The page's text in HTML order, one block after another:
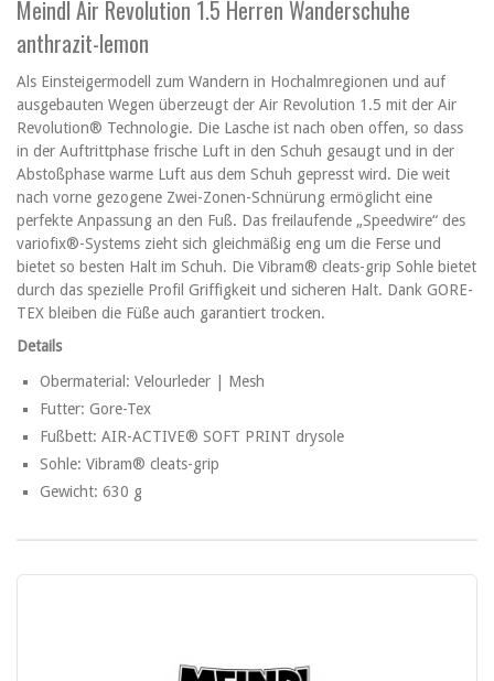
Meindl Air Revolution 1.5 Herren Wanderschuhe
anthrazit-lemon
Als Einsteigermodell zum Wandern in Hochalmregionen und auf
ausgebauten Wegen überzeugt der Air Revolution 1.5 mit der Air
Revolution® Technologie. Die Lasche ist nach oben offen, so dass
in der Auftrittphase frische Luft in den Schuh gesaugt und in der
Abstoßphase warme Luft aus dem Schuh gepresst wird. Die weit
nach vorne gezogene Zwei-Zonen-Schnürung ermöglicht eine
perfekte Anpassung an den Fuß. Das freilaufende „Speedwire“ des
variofix®-Systems zieht sich gleichmäßig eng um die Ferse und
bietet so besten Halt im Schuh. Die Vibram® cleats-grip Sohle bietet
durch das spezielle Profil Griffigkeit und sicheren Halt. Dank GORE-
TEX bleiben die Füße auch garantiert trocken.
Details
Obermaterial: Velourleder | Mesh
Futter: Gore-Tex
Fußbett: AIR-ACTIVE® SOFT PRINT drysole
Sohle: Vibram® cleats-grip
Gewicht: 630 g